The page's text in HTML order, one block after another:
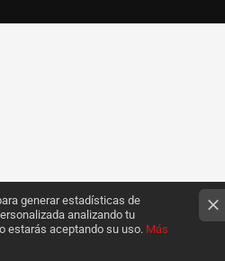
generar estadísticas de
analizando tu
estarás aceptando su uso. Más